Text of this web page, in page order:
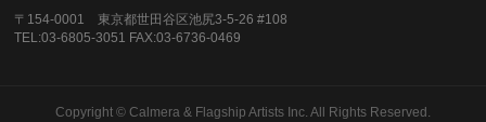
〒154-0001 東京都世田谷区池尻3-5-26 #108
TEL:03-6805-3051 FAX:03-6736-0469
Copyright © Calmera & Flagship Artists Inc. All Rights Reserved.